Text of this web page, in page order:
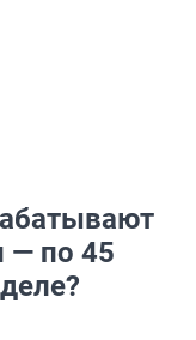
— по 45